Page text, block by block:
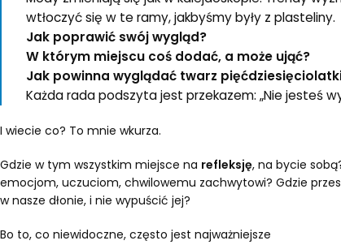
wtłoczyć się w te ramy, jakbyśmy były z plasteliny.
Jak poprawić swój wygląd?
W którym miejscu coś dodać, a może ująć?
Jak powinna wyglądać twarz
Każda rada podszyta jest przekazem: „Nie jesteś
I wiecie co? To mnie wkurza.
Gdzie w tym wszystkim miejsce na refleksję, na bycie
emocjom, uczuciom, chwilowemu zachwytowi? Gdzie
w nasze dłonie, i nie wypuścić jej?
Bo to, co niewidoczne, często jest najważniejsze